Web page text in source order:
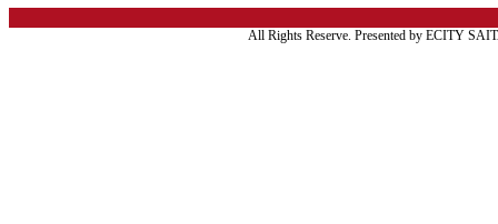
All Rights Reserve. Presented by ECITY